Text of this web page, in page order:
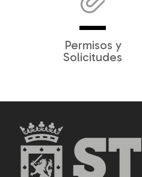
Permisos y
Solicitudes